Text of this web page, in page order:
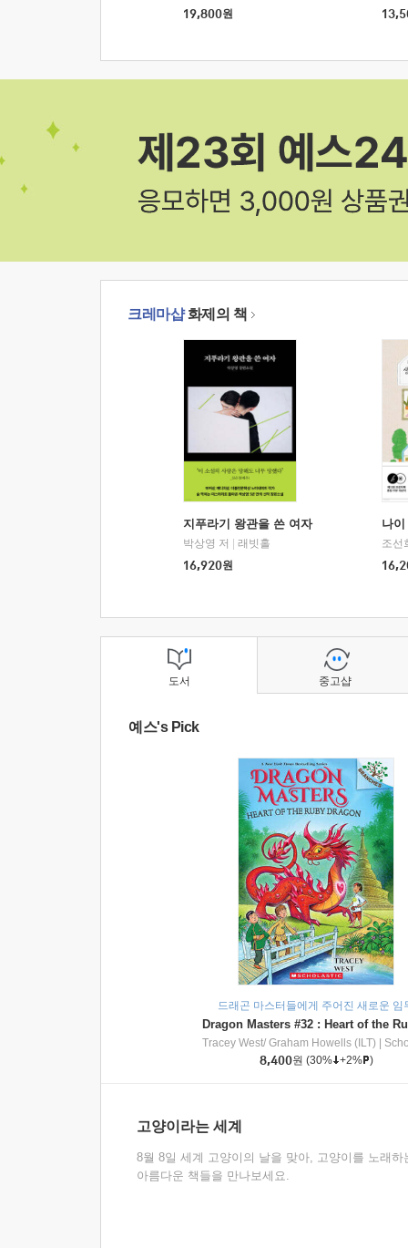
19,800원
크레마샵화제의 책
지푸라기 왕관을 쓴 여자
박상영 저
래빗홀
16,920원
나
조선
도서
예스's Pick
드래곤 마스터들에게 주어진 새로운 임
Tracey West/ Graham Howells (ILT)
8,400원 (30% +2% )
고양이라는 세계
8월 8일 세계 고양이의 날을 맞아, 고양이를 노래하
아름다운 책들을 만나보세요.
중고샵